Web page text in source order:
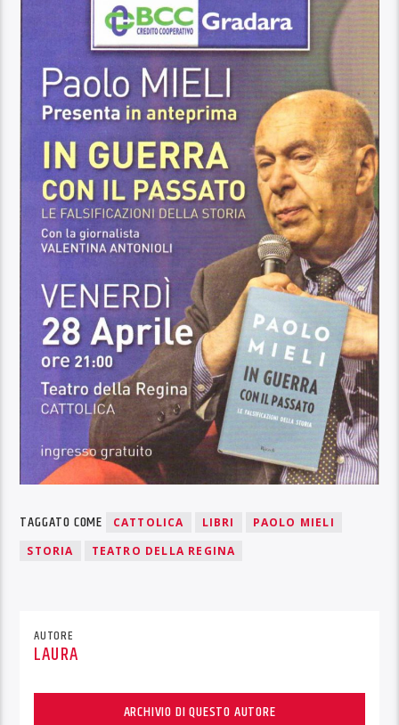
TAGGATO COME CATTOLICA LIBRI
PAOLO MIELI
STORIA
TEATRO DELLA REGINA
AUTORE
LAURA
ARCHIVIO DI QUESTO AUTORE